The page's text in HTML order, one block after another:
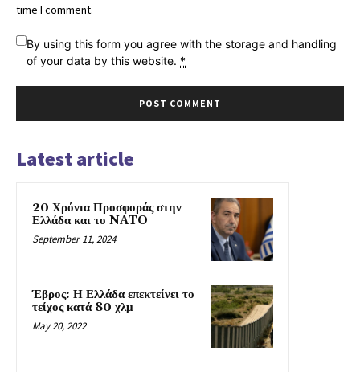
time I comment.
By using this form you agree with the storage and handling
of your data by this website. *
Latest article
20 Χρόνια Προσφοράς στην
Ελλάδα και το NATO
September 11, 2024
Έβρος: Η Ελλάδα επεκτείνει το
τείχος κατά 80 χλμ
May 20, 2022